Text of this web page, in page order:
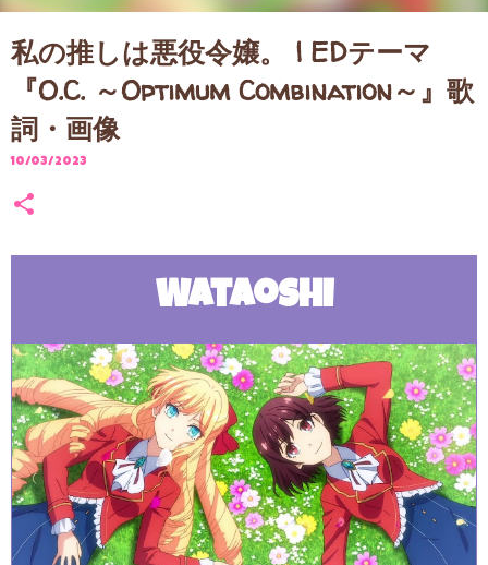
私の推しは悪役令嬢。 | EDテーマ
『O.C. ～Optimum Combination～』歌
詞・画像
10/03/2023
Wataoshi